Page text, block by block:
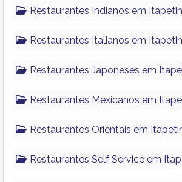
Restaurantes Indianos em
Restaurantes Italianos em
Restaurantes Japoneses em
Restaurantes Mexicanos em
Restaurantes Orientais em
Restaurantes Self Service em